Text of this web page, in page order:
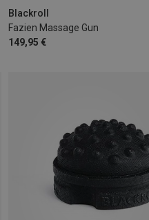
Blackroll
Fazien Massage Gun
149,95 €